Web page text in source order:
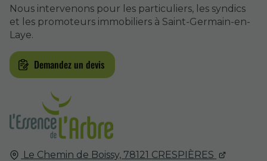
Le Chemin de Boissy, 78121 CRESPIÈRES
Nous intervenons pour les particuliers, les syndics
et les promoteurs immobiliers à Saint-Germain-en-
Laye.
Demandez un devis